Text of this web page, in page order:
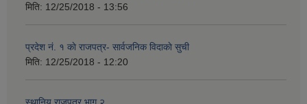
मिति: 12/25/2018 - 13:56
प्रदेश नं. १ काे राजपत्र- सार्वजनिक विदाकाे सुची
मिति: 12/25/2018 - 12:20
स्थानिय राजपत्र भाग २